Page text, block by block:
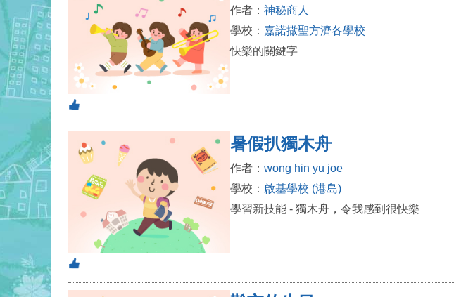
作者： 神秘商人
學校： 嘉諾撒聖方濟各學校
快樂的關鍵字
暑假扒獨木舟
作者： wong hin yu joe
學校： 啟基學校 (港島)
學習新技能 - 獨木舟，令我感到很快樂